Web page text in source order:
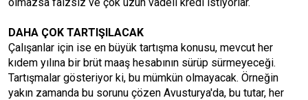
DAHA ÇOK TARTIŞILACAK
Çalışanlar için ise en büyük tartışma konusu, mevcut her
kıdem yılına bir brüt maaş hesabının sürüp sürmeyeceği.
Tartışmalar gösteriyor ki, bu mümkün olmayacak. Örneğin
yakın zamanda bu sorunu çözen Avusturya'da, bu tutar, her